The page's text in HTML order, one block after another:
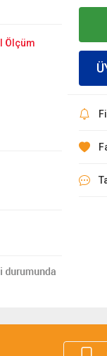
Ölçüm